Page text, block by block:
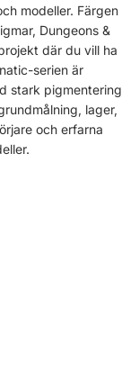
modeller. Färgen
Dungeons &
där du vill ha
serien är
stark pigmentering
lager,
och erfarna